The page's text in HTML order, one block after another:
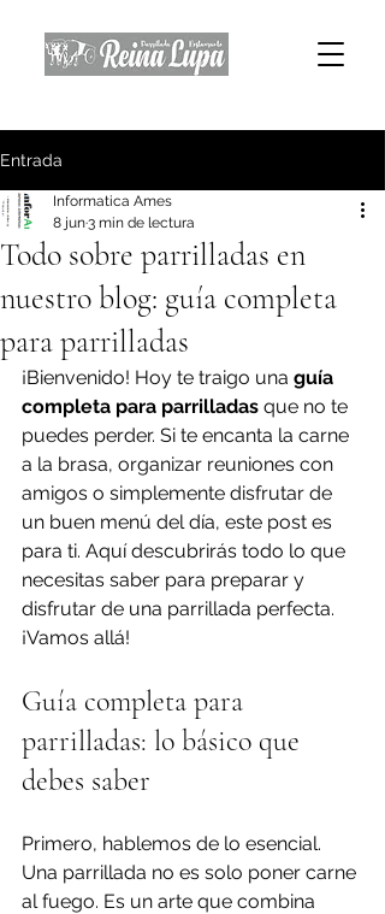
Entrada
Todo sobre parrilladas en
nuestro blog: guía completa
para parrilladas
Informatica Ames
8 jun3 min de lectura
¡Bienvenido! Hoy te traigo una guía
completa para parrilladas que no te
puedes perder. Si te encanta la carne
a la brasa, organizar reuniones con
amigos o simplemente disfrutar de
un buen menú del día, este post es
para ti. Aquí descubrirás todo lo que
necesitas saber para preparar y
disfrutar de una parrillada perfecta.
¡Vamos allá!
Guía completa para
parrilladas: lo básico que
debes saber
Primero, hablemos de lo esencial.
Una parrillada no es solo poner carne
al fuego. Es un arte que combina